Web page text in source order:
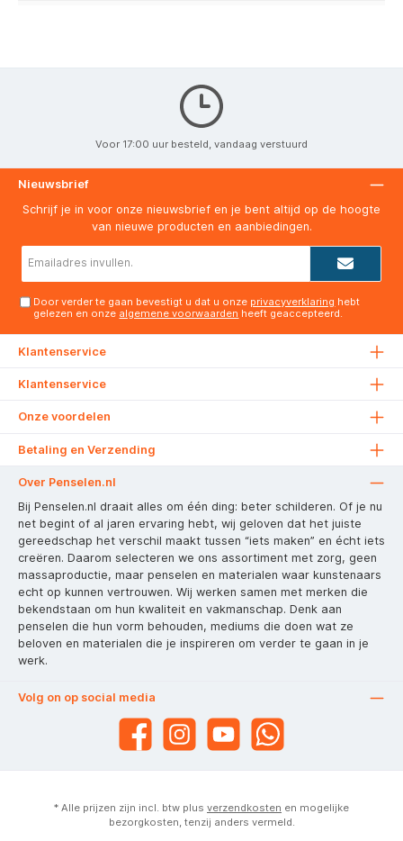
Voor 17:00 uur besteld, vandaag verstuurd
Nieuwsbrief
Schrijf je in voor onze nieuwsbrief en je bent altijd op de hoogte
van nieuwe producten en aanbiedingen.
Door verder te gaan bevestigt u dat u onze privacyverklaring hebt
gelezen en onze algemene voorwaarden heeft geaccepteerd.
Klantenservice
Klantenservice
Onze voordelen
Betaling en Verzending
Over Penselen.nl
Bij Penselen.nl draait alles om één ding: beter schilderen. Of je nu
net begint of al jaren ervaring hebt, wij geloven dat het juiste
gereedschap het verschil maakt tussen “iets maken” en écht iets
creëren. Daarom selecteren we ons assortiment met zorg, geen
massaproductie, maar penselen en materialen waar kunstenaars
echt op kunnen vertrouwen. Wij werken samen met merken die
bekendstaan om hun kwaliteit en vakmanschap. Denk aan
penselen die hun vorm behouden, mediums die doen wat ze
beloven en materialen die je inspireren om verder te gaan in je
werk.
Volg on op social media
* Alle prijzen zijn incl. btw plus verzendkosten en mogelijke
bezorgkosten, tenzij anders vermeld.